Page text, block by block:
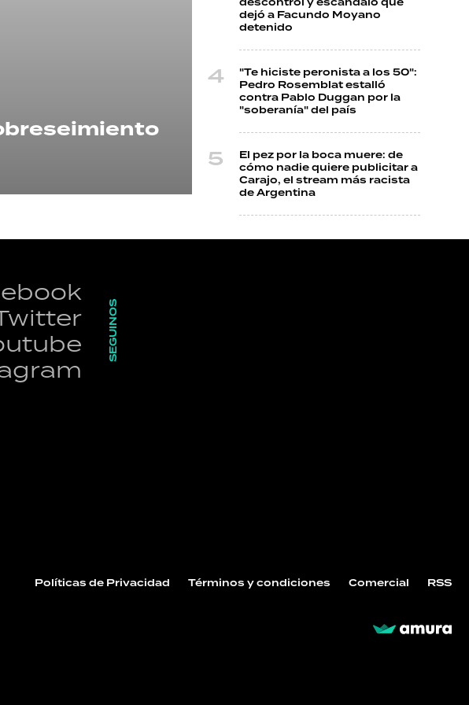
dejó a Facundo Moyano
detenido
"Te hiciste peronista a los 50":
Pedro Rosemblat estalló
contra Pablo Duggan por la
"soberanía" del país
El pez por la boca muere: de
cómo nadie quiere publicitar a
Carajo, el stream más racista
de Argentina
SEGUINOS
Políticas de Privacidad Términos y condiciones Comercial RSS